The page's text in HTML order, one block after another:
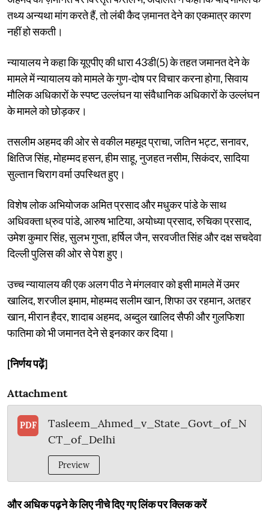
तथ्य अन्यथा मांग करते हैं, तो लंबी कैद ज़मानत देने का एकमात्र कारण
नहीं हो सकती।
न्यायालय ने कहा कि यूएपीए की धारा 43डी(5) के तहत जमानत देने के
मामले में न्यायालय को मामले के गुण-दोष पर विचार करना होगा, सिवाय
मौलिक अधिकारों के स्पष्ट उल्लंघन या संवैधानिक अधिकारों के उल्लंघन
के मामले को छोड़कर।
तसलीम अहमद की ओर से वकील महमूद प्राचा, जतिन भट्ट, सनावर,
क्षितिज सिंह, मोहम्मद हसन, हीम साहू, नुजहत नसीम, ​​सिकंदर, सादिया
सुल्तान चिराग वर्मा उपस्थित हुए।
विशेष लोक अभियोजक अमित प्रसाद और मधुकर पांडे के साथ
अधिवक्ता ध्रुव पांडे, आरुष भाटिया, अयोध्या प्रसाद, रुचिका प्रसाद,
उमेश कुमार सिंह, सुलभ गुप्ता, हर्षिल जैन, सरवजीत सिंह और दक्ष सचदेवा
दिल्ली पुलिस की ओर से पेश हुए।
उच्च न्यायालय की एक अलग पीठ ने मंगलवार को इसी मामले में उमर
खालिद, शरजील इमाम, मोहम्मद सलीम खान, शिफा उर रहमान, अतहर
खान, मीरान हैदर, शादाब अहमद, अब्दुल खालिद सैफी और गुलफिशा
फातिमा को भी जमानत देने से इनकार कर दिया।
[निर्णय पढ़ें]
Attachment
PDF
Tasleem_Ahmed_v_State_Govt_of_N
CT_of_Delhi
Preview
और अधिक पढ़ने के लिए नीचे दिए गए लिंक पर क्लिक करें